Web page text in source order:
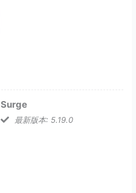
Surge
最新版本: 5.19.0